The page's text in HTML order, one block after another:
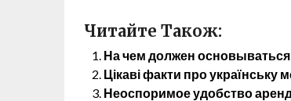
Читайте Також:
На чем должен
Цікаві факти про українську
Неоспоримое удобство